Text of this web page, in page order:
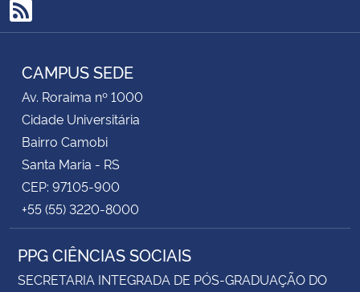
RSS
CAMPUS SEDE
Av. Roraima nº 1000
Cidade Universitária
Bairro Camobi
Santa Maria - RS
CEP: 97105-900
+55 (55) 3220-8000
PPG CIÊNCIAS SOCIAIS
SECRETARIA INTEGRADA DE PÓS-GRADUAÇÃO DO